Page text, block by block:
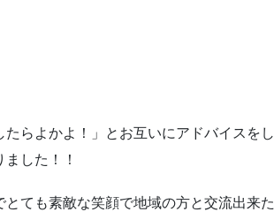
らよかよ！」とお互いにアドバイスをし
した！！
ても素敵な笑顔で地域の方と交流出来た